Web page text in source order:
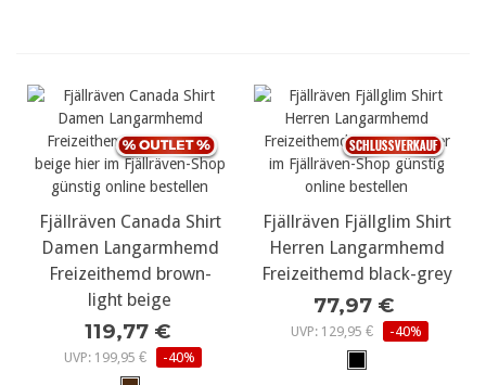
Fjällräven Canada Shirt
Damen Langarmhemd
Freizeithemd brown-
light beige
119,77 €
UVP: 199,95 € -40%
Fjällräven Fjällglim Shirt
Herren Langarmhemd
Freizeithemd black-grey
77,97 €
UVP: 129,95 € -40%